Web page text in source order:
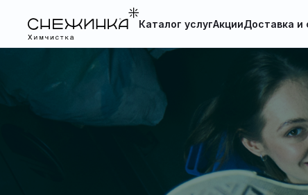
Каталог услугАкцииДоставка и